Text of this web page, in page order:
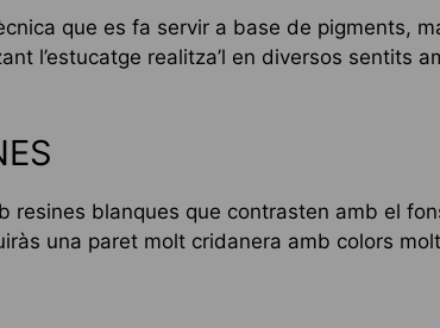
que es fa servir a base de pigments,
l’estucatge realitza’l en diversos sentits
resines blanques que contrasten amb el
una paret molt cridanera amb colors